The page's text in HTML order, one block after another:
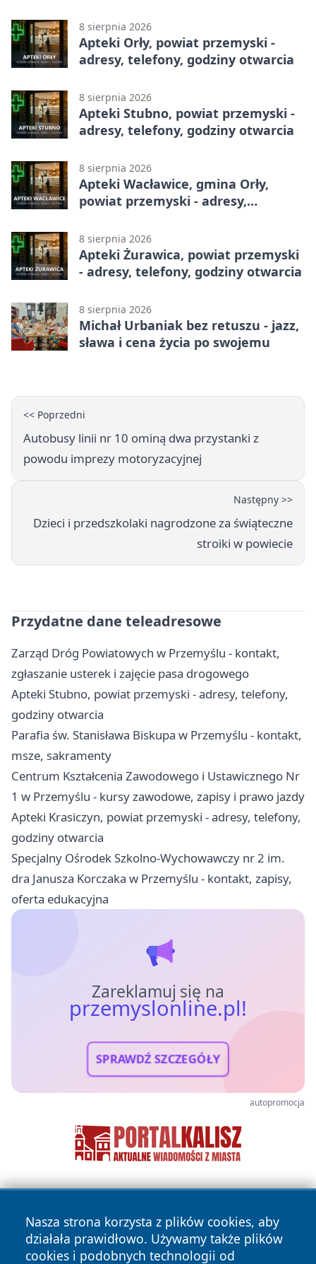
8 sierpnia 2026
Apteki Orły, powiat przemyski -
adresy, telefony, godziny otwarcia
8 sierpnia 2026
Apteki Stubno, powiat przemyski -
adresy, telefony, godziny otwarcia
8 sierpnia 2026
Apteki Wacławice, gmina Orły,
powiat przemyski - adresy,
8 sierpnia 2026
Apteki Żurawica, powiat przemyski
- adresy, telefony, godziny otwarcia
8 sierpnia 2026
Michał Urbaniak bez retuszu - jazz,
sława i cena życia po swojemu
<< Poprzedni
Autobusy linii nr 10 ominą dwa przystanki z
powodu imprezy motoryzacyjnej
Następny >>
Dzieci i przedszkolaki nagrodzone za świąteczne
stroiki w powiecie
Przydatne dane teleadresowe
Zarząd Dróg Powiatowych w Przemyślu - kontakt,
zgłaszanie usterek i zajęcie pasa drogowego
Apteki Stubno, powiat przemyski - adresy, telefony,
godziny otwarcia
Parafia św. Stanisława Biskupa w Przemyślu - kontakt,
msze, sakramenty
Centrum Kształcenia Zawodowego i Ustawicznego Nr
1 w Przemyślu - kursy zawodowe, zapisy i prawo jazdy
Apteki Krasiczyn, powiat przemyski - adresy, telefony,
godziny otwarcia
Specjalny Ośrodek Szkolno-Wychowawczy nr 2 im.
dra Janusza Korczaka w Przemyślu - kontakt, zapisy,
oferta edukacyjna
Zareklamuj się na
przemyslonline.pl!
SPRAWDŹ SZCZEGÓŁY
autopromocja
Nasza strona korzysta z plików cookies, aby
działała prawidłowo. Używamy także plików
cookies i podobnych technologii od